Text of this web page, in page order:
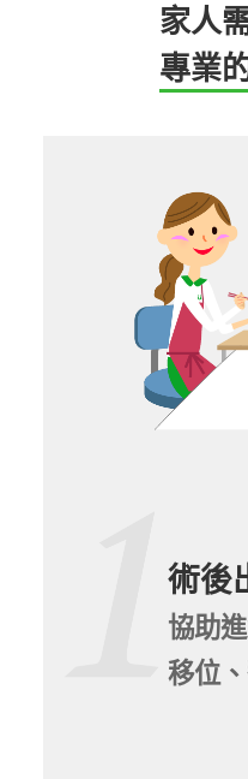
家人
專業
術後
協助
移位